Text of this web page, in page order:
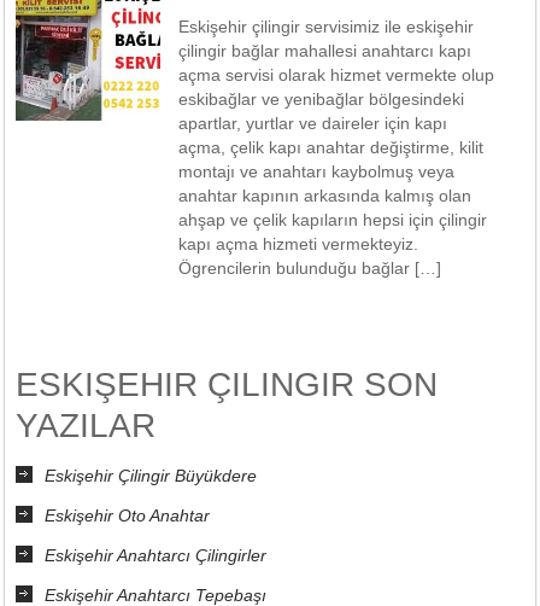
Eskişehir çilingir servisimiz ile eskişehir
çilingir bağlar mahallesi anahtarcı kapı
açma servisi olarak hizmet vermekte olup
eskibağlar ve yenibağlar bölgesindeki
apartlar, yurtlar ve daireler için kapı
açma, çelik kapı anahtar değiştirme, kilit
montajı ve anahtarı kaybolmuş veya
anahtar kapının arkasında kalmış olan
ahşap ve çelik kapıların hepsi için çilingir
kapı açma hizmeti vermekteyiz.
Ögrencilerin bulunduğu bağlar […]
ESKIŞEHIR ÇILINGIR SON
YAZILAR
Eskişehir Çilingir Büyükdere
Eskişehir Oto Anahtar
Eskişehir Anahtarcı Çilingirler
Eskişehir Anahtarcı Tepebaşı